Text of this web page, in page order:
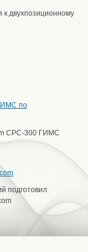
к двухпозиционному
по
CPC-300 ГИМС
подготовил